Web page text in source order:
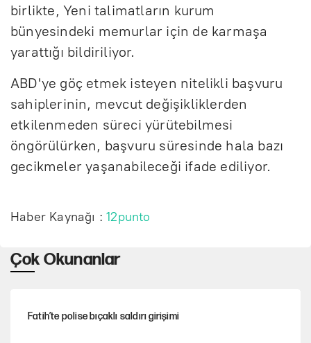
birlikte, Yeni talimatların kurum
bünyesindeki memurlar için de karmaşa
yarattığı bildiriliyor.
ABD'ye göç etmek isteyen nitelikli başvuru
sahiplerinin, mevcut değişikliklerden
etkilenmeden süreci yürütebilmesi
öngörülürken, başvuru süresinde hala bazı
gecikmeler yaşanabileceği ifade ediliyor.
Haber Kaynağı :12punto
Çok Okunanlar
Fatih’te polise bıçaklı saldırı girişimi